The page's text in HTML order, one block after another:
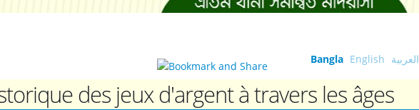
Bangla English العربية
des jeux d'argent à travers les âges